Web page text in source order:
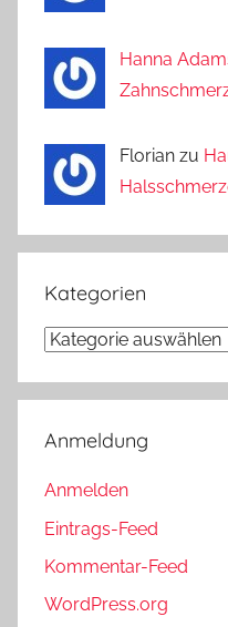
Hanna
Florian zu
Kategorien
Kategorien
Anmeldung
Anmelden
Eintrags-Feed
Kommentar-Feed
WordPress.org